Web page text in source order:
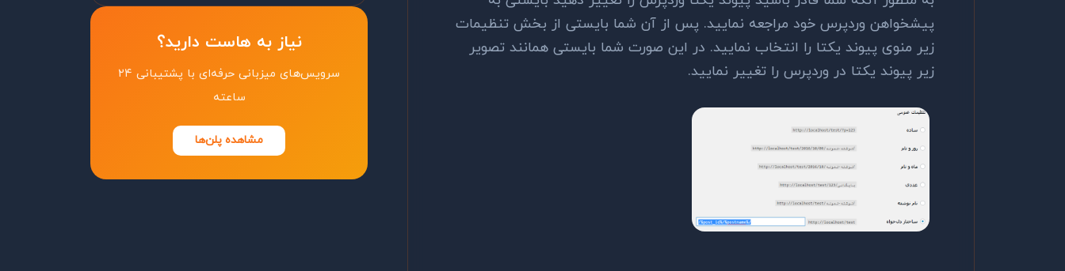
پیشخواهن وردپرس خود مراجعه نمایید. پس از آن شما بایستی از بخش تنظیمات
زیر منوی پیوند یکتا را انتخاب نمایید. در این صورت شما بایستی همانند تصویر
زیر پیوند یکتا در وردپرس را تغییر نمایید.
نیاز به هاست دارید؟
سرویس‌های میزبانی حرفه‌ای با پشتیبانی ۲۴
ساعته
مشاهده پلن‌ها